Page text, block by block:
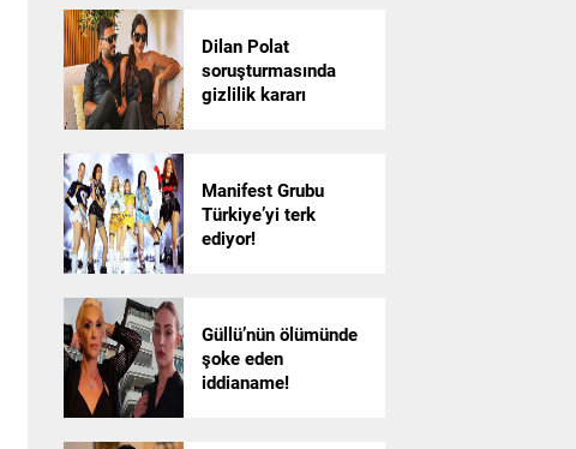
Dilan Polat
soruşturmasında
gizlilik kararı
Manifest Grubu
Türkiye’yi terk
ediyor!
Güllü’nün ölümünde
şoke eden
iddianame!